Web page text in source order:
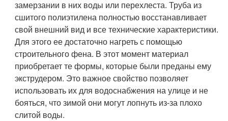
замерзании в них воды или перехлеста. Труба из
сшитого полиэтилена полностью восстанавливает
свой внешний вид и все технические характеристики.
Для этого ее достаточно нагреть с помощью
строительного фена. В этот момент материал
приобретает те формы, которые были преданы ему
экструдером. Это важное свойство позволяет
использовать их для водоснабжения на улице и не
бояться, что зимой они могут лопнуть из-за плохо
слитой воды.